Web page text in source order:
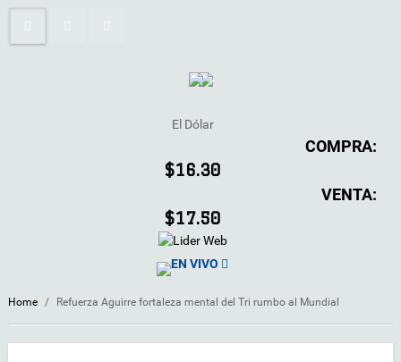
El Dólar
COMPRA:
$16.30
VENTA:
$17.50
EN VIVO
Home / Refuerza Aguirre fortaleza mental del Tri rumbo al Mundial